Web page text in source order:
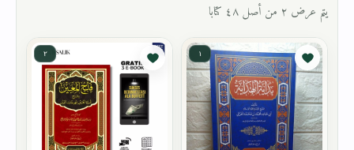
يتم عرض ٢ من أصل ٤٨ كتابا
١ ٢